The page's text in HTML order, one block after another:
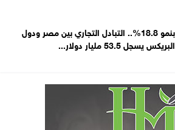
بنمو 18.8%.. التبادل التجاري بين مصر ودول
البريكس يسجل 53.5 مليار دولار...